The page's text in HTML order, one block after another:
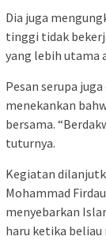
Dia juga
tinggi tidak
yang lebih utama
Pesan serupa
menekankan
bersama.
tuturnya.
Kegiatan
Mohammad
menyebarkan
haru ketika